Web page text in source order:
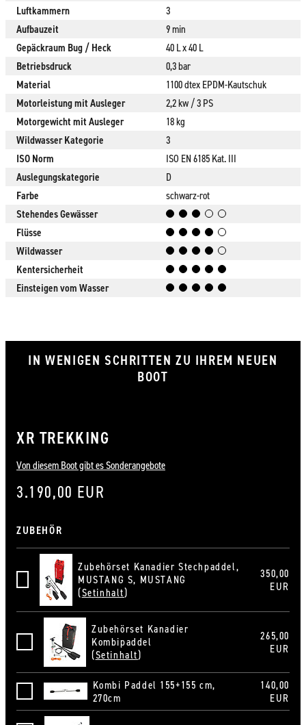
Luftkammern
3
Aufbauzeit
9 min
Gepäckraum Bug / Heck
40 L x 40 L
Betriebsdruck
0,3 bar
Material
1100 dtex EPDM-Kautschuk
Motorleistung mit Ausleger
2,2 kw / 3 PS
Motorgewicht mit Ausleger
18 kg
Wildwasser Kategorie
3
ISO Norm
ISO EN 6185 Kat. III
Auslegungskategorie
D
Farbe
schwarz-rot
Stehendes Gewässer
Flüsse
Wildwasser
Kentersicherheit
Einsteigen vom Wasser
IN WENIGEN SCHRITTEN ZU IHREM NEUEN
BOOT
XR TREKKING
Von diesem Boot gibt es Sonderangebote
3.190,00 EUR
ZUBEHÖR
Zubehörset Kanadier Stechpaddel, MUSTANG S, MUSTANG
Zubehörset Kanadier Stechpaddel,
MUSTANG S, MUSTANG
(Setinhalt)
350,00
EUR
Zubehörset Kanadier Kombipaddel
Zubehörset Kanadier
Kombipaddel
(Setinhalt)
265,00
EUR
Kombi Paddel 155+155 cm, 270 cm
Kombi Paddel 155+155 cm,
270cm
140,00
EUR